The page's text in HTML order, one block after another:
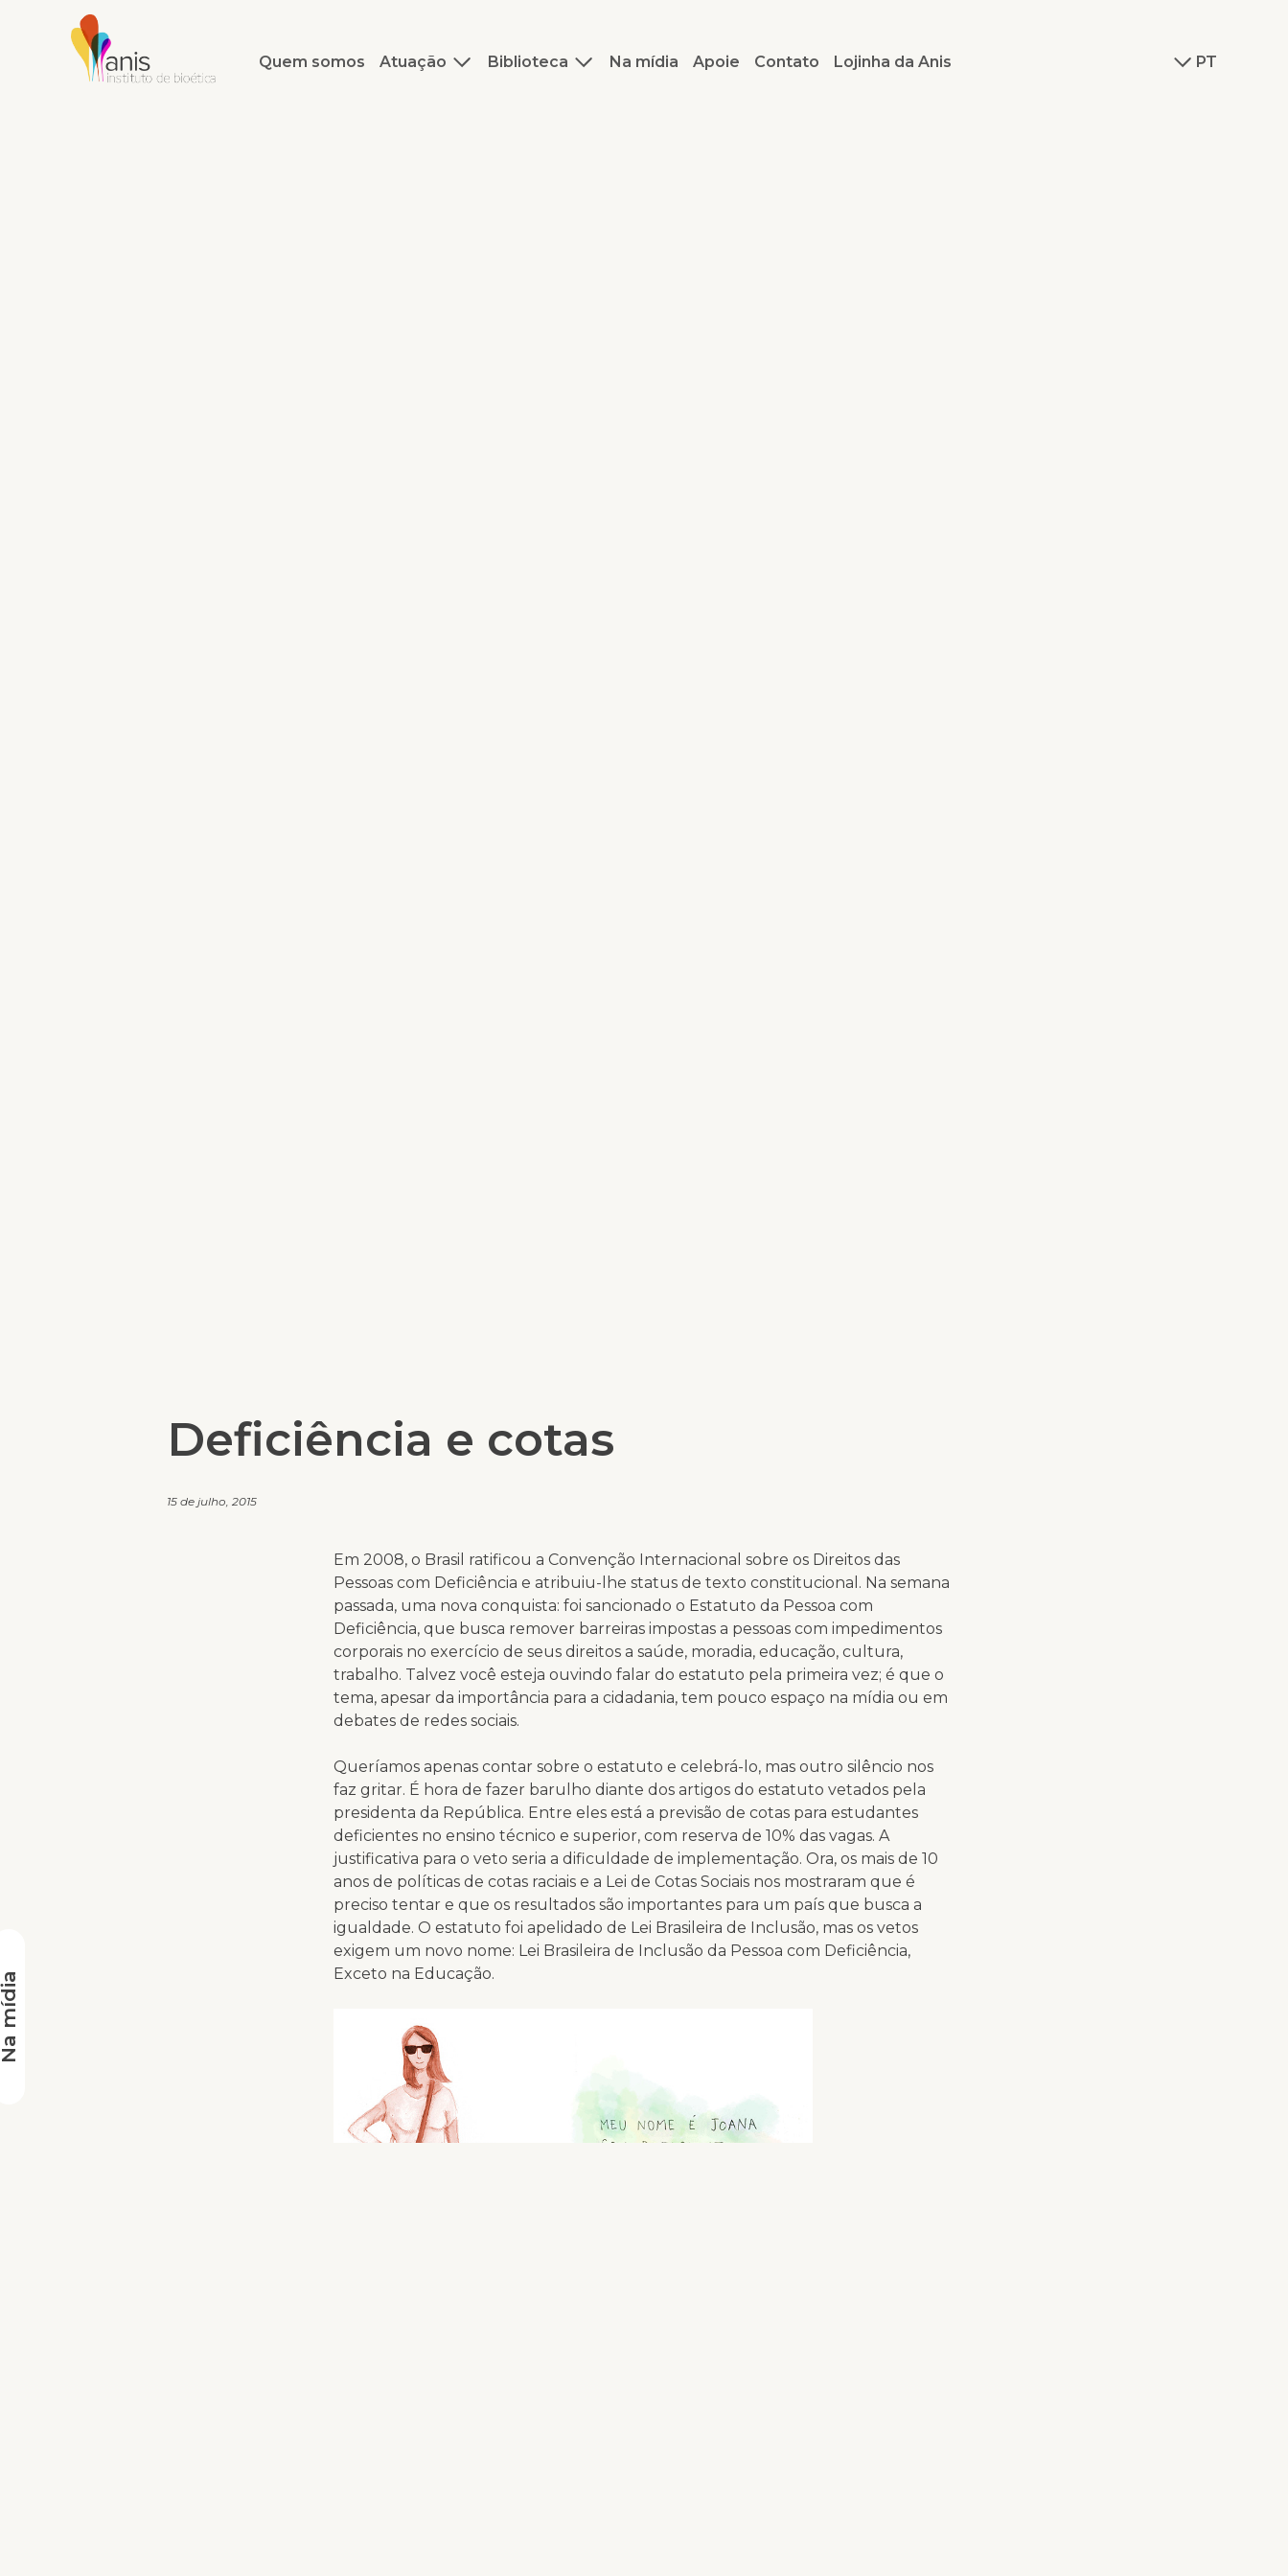
Quem somos Atuação Biblioteca Na mídia Apoie Contato Lojinha da Anis PT
Deficiência e cotas
15 de julho, 2015
Em 2008, o Brasil ratificou a Convenção Internacional sobre os Direitos das
Pessoas com Deficiência e atribuiu-lhe status de texto constitucional. Na semana
passada, uma nova conquista: foi sancionado o Estatuto da Pessoa com
Deficiência, que busca remover barreiras impostas a pessoas com impedimentos
corporais no exercício de seus direitos a saúde, moradia, educação, cultura,
trabalho. Talvez você esteja ouvindo falar do estatuto pela primeira vez; é que o
tema, apesar da importância para a cidadania, tem pouco espaço na mídia ou em
debates de redes sociais.
Queríamos apenas contar sobre o estatuto e celebrá-lo, mas outro silêncio nos
faz gritar. É hora de fazer barulho diante dos artigos do estatuto vetados pela
presidenta da República. Entre eles está a previsão de cotas para estudantes
deficientes no ensino técnico e superior, com reserva de 10% das vagas. A
justificativa para o veto seria a dificuldade de implementação. Ora, os mais de 10
anos de políticas de cotas raciais e a Lei de Cotas Sociais nos mostraram que é
preciso tentar e que os resultados são importantes para um país que busca a
igualdade. O estatuto foi apelidado de Lei Brasileira de Inclusão, mas os vetos
exigem um novo nome: Lei Brasileira de Inclusão da Pessoa com Deficiência,
Exceto na Educação.